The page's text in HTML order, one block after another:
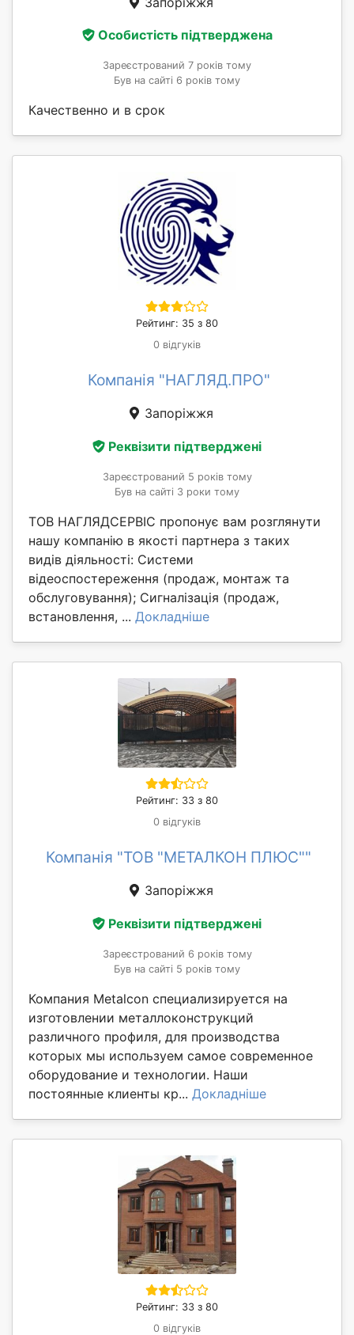
Особистість підтверджена
Зареєстрований 7 років тому
Був на сайті 6 років тому
Качественно и в срок
Рейтинг: 35 з 80
0 відгуків
Компанія "НАГЛЯД.ПРО"
Запоріжжя
Реквізити підтверджені
Зареєстрований 5 років тому
Був на сайті 3 роки тому
ТОВ НАГЛЯДСЕРВІС пропонує вам розглянути
нашу компанію в якості партнера з таких
видів діяльності: Системи
відеоспостереження (продаж, монтаж та
обслуговування); Сигналізація (продаж,
встановлення, ... Докладніше
Рейтинг: 33 з 80
0 відгуків
Компанія "ТОВ "МЕТАЛКОН ПЛЮС""
Запоріжжя
Реквізити підтверджені
Зареєстрований 6 років тому
Був на сайті 5 років тому
Компания Metalcon специализируется на
изготовлении металлоконструкций
различного профиля, для производства
которых мы используем самое современное
оборудование и технологии. Наши
постоянные клиенты кр... Докладніше
Рейтинг: 33 з 80
0 відгуків